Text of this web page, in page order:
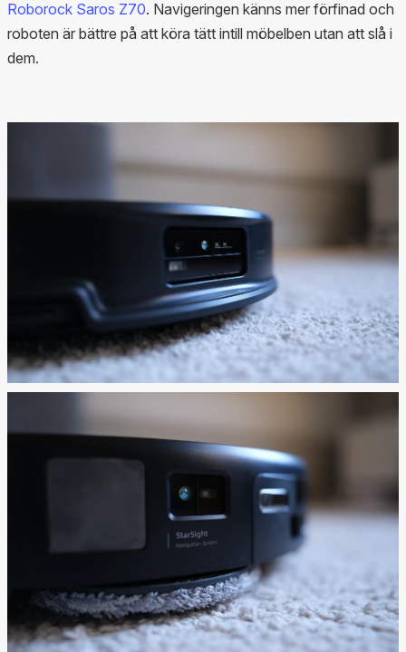
Roborock Saros Z70. Navigeringen känns mer förfinad och
roboten är bättre på att köra tätt intill möbelben utan att slå i
dem.